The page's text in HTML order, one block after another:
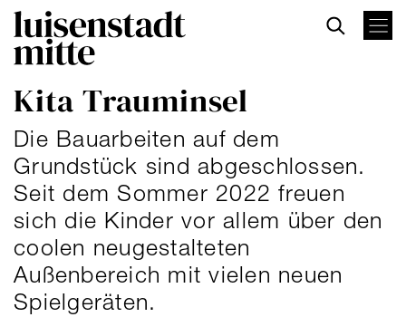
Direkt
zum
Inhalt
Kita Trauminsel
Die Bauarbeiten auf dem
Grundstück sind abgeschlossen.
Seit dem Sommer 2022 freuen
sich die Kinder vor allem über den
coolen neugestalteten
Außenbereich mit vielen neuen
Spielgeräten.